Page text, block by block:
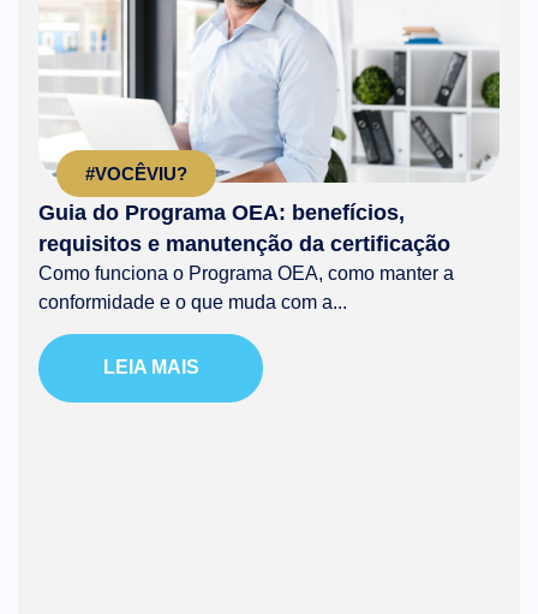
#VOCÊVIU?
Guia do Programa OEA: benefícios,
requisitos e manutenção da certificação
Como funciona o Programa OEA, como manter a
conformidade e o que muda com a...
LEIA MAIS